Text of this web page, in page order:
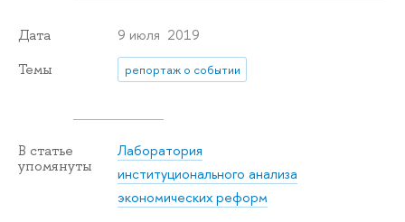
Дата 9 июля 2019
Темы репортаж о событии
В статье
упомянуты
Лаборатория
институционального анализа
экономических реформ